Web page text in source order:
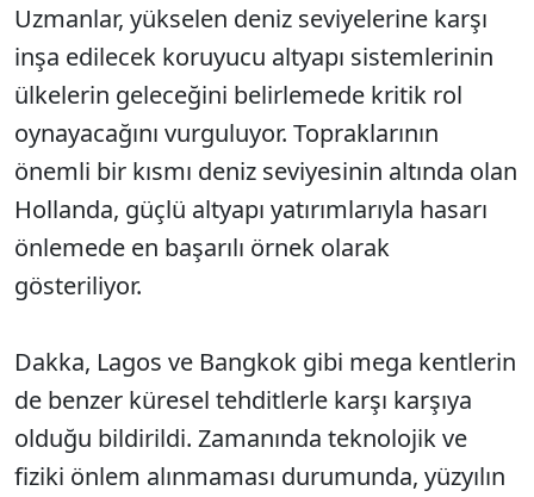
Uzmanlar, yükselen deniz seviyelerine karşı
inşa edilecek koruyucu altyapı sistemlerinin
ülkelerin geleceğini belirlemede kritik rol
oynayacağını vurguluyor. Topraklarının
önemli bir kısmı deniz seviyesinin altında olan
Hollanda, güçlü altyapı yatırımlarıyla hasarı
önlemede en başarılı örnek olarak
gösteriliyor.
Dakka, Lagos ve Bangkok gibi mega kentlerin
de benzer küresel tehditlerle karşı karşıya
olduğu bildirildi. Zamanında teknolojik ve
fiziki önlem alınmaması durumunda, yüzyılın